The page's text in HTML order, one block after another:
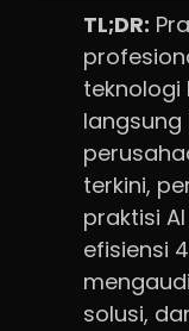
TL;DR:
teknologi
langsung
terkini,
praktisi
efisiensi
solusi,